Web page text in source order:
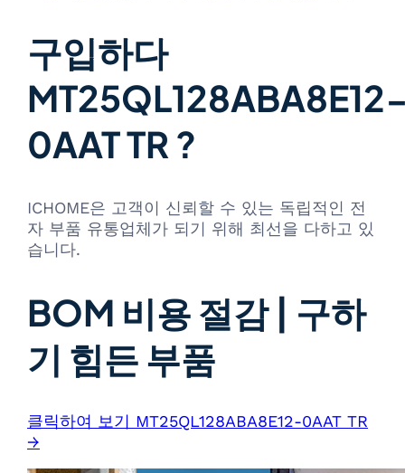
구입하다
0AAT TR ?
ICHOME은 고객이 신뢰할 수 있는 독립적인 전
자 부품 유통업체가 되기 위해 최선을 다하고 있
습니다.
BOM 비용 절감 | 구하
기 힘든 부품
클릭하여 보기 MT25QL128ABA8E12-0AAT TR
→